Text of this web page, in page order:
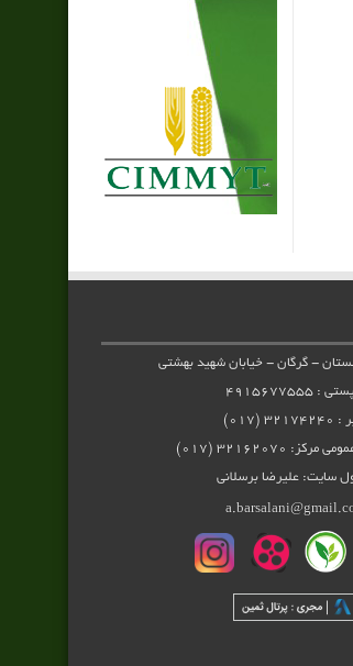
- گرگان - خیابان شهید بهشتی
: ۴۹۱۵۶۷۷۵۵۵
(۰۱۷)
۳۲۱۶۲۰۷۰ (۰۱۷)
سایت: علیرضا برسلانی